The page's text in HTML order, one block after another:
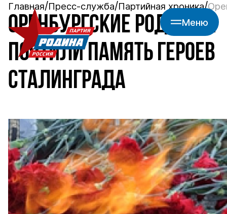
Меню
Главная Пресс-служба Партийная хроника
ОРЕНБУРГСКИЕ РОДИНЦЫ
ПОЧТИЛИ ПАМЯТЬ ГЕРОЕВ
СТАЛИНГРАДА